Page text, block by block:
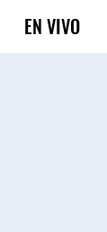
EN VIVO